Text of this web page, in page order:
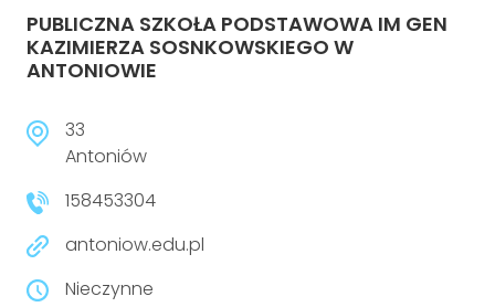
PUBLICZNA SZKOŁA PODSTAWOWA IM GEN
KAZIMIERZA SOSNKOWSKIEGO W
ANTONIOWIE
33
Antoniów
158453304
antoniow.edu.pl
Nieczynne